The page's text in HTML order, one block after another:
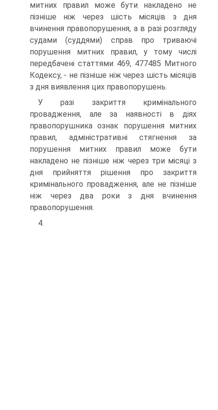
митних правил може бути накладено не
пізніше ніж через шість місяців з дня
вчинення правопорушення, а в разі розгляду
судами (суддями) справ про триваючі
порушення митних правил, у тому числі
передбачені статтями 469, 477­485 Митного
Кодексу, - не пізніше ніж через шість місяців
з дня виявлення цих правопорушень.
У разі закриття кримінального
провадження, але за наявності в діях
правопорушника ознак порушення митних
правил, адміністративні стягнення за
порушення митних правил може бути
накладено не пізніше ніж через три місяці з
дня прийняття рішення про закриття
кримінального провадження, але не пізніше
ніж через два роки з дня вчинення
правопорушення.
4.